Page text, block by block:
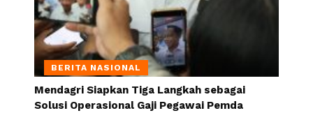
BERITA NASIONAL
Mendagri Siapkan Tiga Langkah sebagai
Solusi Operasional Gaji Pegawai Pemda